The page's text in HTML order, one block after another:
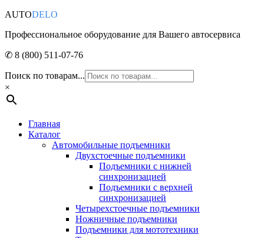
AUTODELO
Профессиональное оборудование для Вашего автосервиса
✆ 8 (800) 511-07-76
Поиск по товарам...
×
Главная
Каталог
Автомобильные подъемники
Двухстоечные подъемники
Подъемники с нижней
синхронизацией
Подъемники с верхней
синхронизацией
Четырехстоечные подъемники
Ножничные подъемники
Подъемники для мототехники